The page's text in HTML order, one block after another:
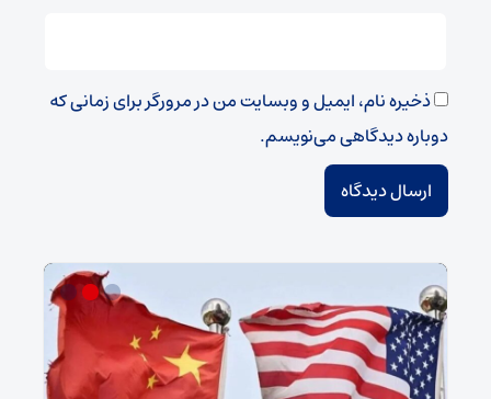
ذخیره نام، ایمیل و وبسایت من در مرورگر برای زمانی که
دوباره دیدگاهی می‌نویسم.